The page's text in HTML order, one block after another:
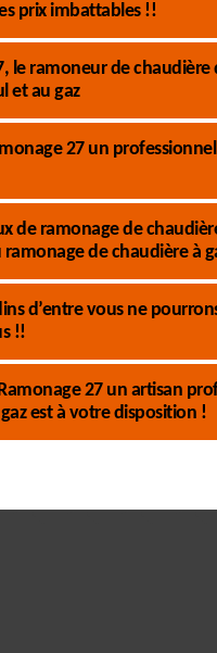
prix imbattables !!
le ramoneur de
et au gaz
27 un
de ramonage de
ramonage de chaudière à
d’entre vous ne
!!
Ramonage 27 un artisan
est à votre disposition !